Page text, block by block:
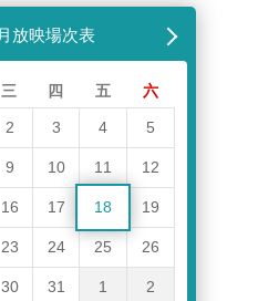
放映場次表下個月
三 四 五 六
2 3 4 5
9 10 11 12
16 17 18 19
23 24 25 26
30 31 1 2